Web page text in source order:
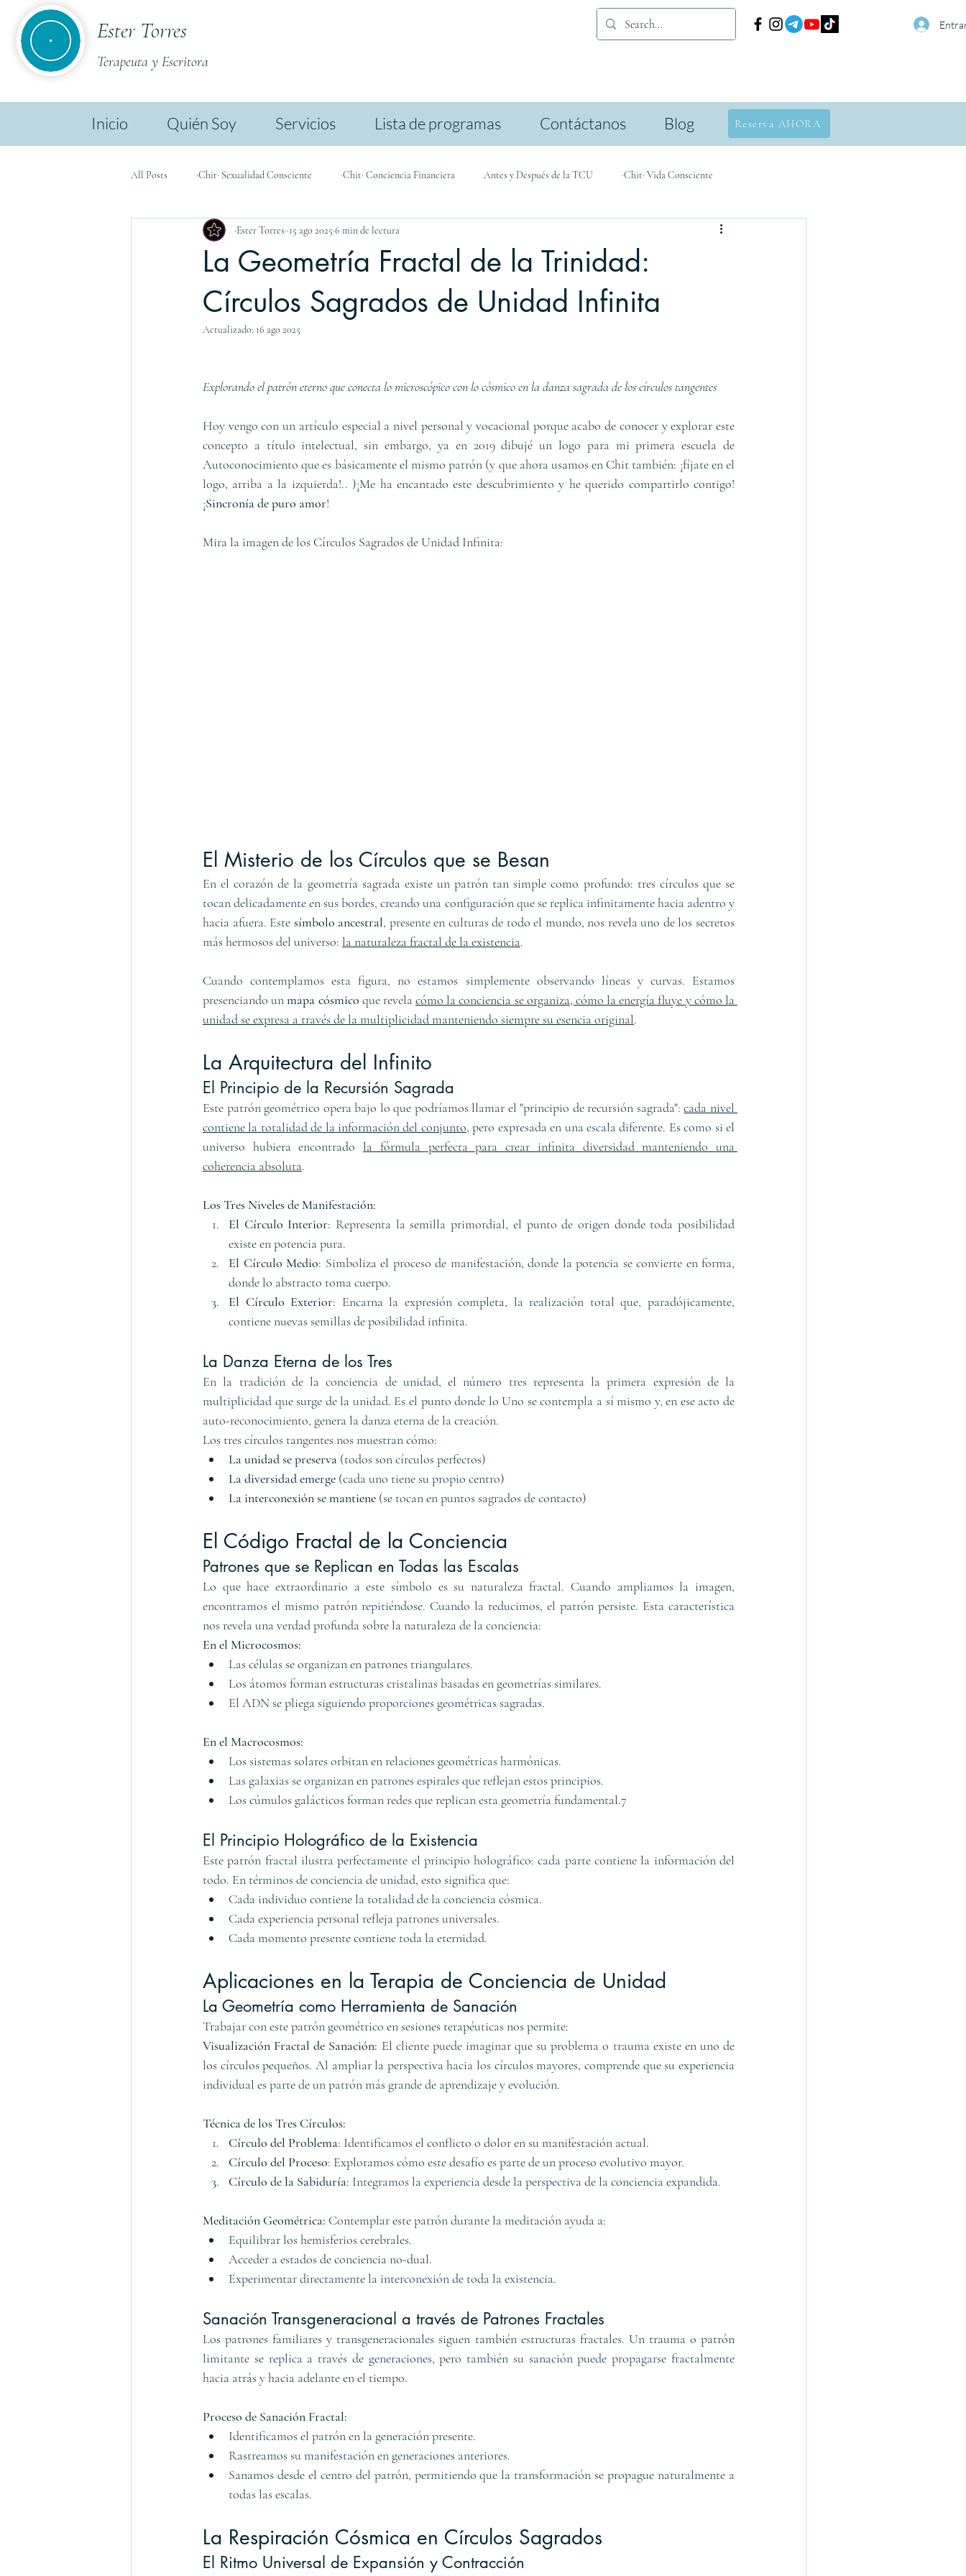
Ester Torres
Terapeuta y Escritora
Inicio Quién Soy Servicios Lista de programas Contáctanos Blog Reserva AHORA
All Posts ·Chit· Sexualidad Consciente ·Chit· Conciencia Financiera Antes y Después de la TCU ·Chit· Vida Consciente
·Chit· Ester TL ·Chit· Biodescodificación
La Geometría Fractal de la Trinidad:
Círculos Sagrados de Unidad Infinita
·Ester Torres· 15 ago 2025 6 min de lectura
Actualizado: 16 ago 2025
Explorando el patrón eterno que conecta lo microscópico con lo cósmico en la danza sagrada de los círculos tangentes
Hoy vengo con un artículo especial a nivel personal y vocacional porque acabo de conocer y explorar este
concepto a título intelectual, sin embargo, ya en 2019 dibujé un logo para mi primera escuela de
Autoconocimiento que es básicamente el mismo patrón (y que ahora usamos en Chit también: ¡fíjate en el
logo, arriba a la izquierda!.. )¡Me ha encantado este descubrimiento y he querido compartirlo contigo!
¡Sincronía de puro amor!
Mira la imagen de los Círculos Sagrados de Unidad Infinita:
El Misterio de los Círculos que se Besan
En el corazón de la geometría sagrada existe un patrón tan simple como profundo: tres círculos que se
tocan delicadamente en sus bordes, creando una configuración que se replica infinitamente hacia adentro y
hacia afuera. Este símbolo ancestral, presente en culturas de todo el mundo, nos revela uno de los secretos
más hermosos del universo: la naturaleza fractal de la existencia.
Cuando contemplamos esta figura, no estamos simplemente observando líneas y curvas. Estamos
presenciando un mapa cósmico que revela cómo la conciencia se organiza, cómo la energía fluye y cómo la
unidad se expresa a través de la multiplicidad manteniendo siempre su esencia original.
La Arquitectura del Infinito
El Principio de la Recursión Sagrada
Este patrón geométrico opera bajo lo que podríamos llamar el "principio de recursión sagrada": cada nivel
contiene la totalidad de la información del conjunto, pero expresada en una escala diferente. Es como si el
universo hubiera encontrado la fórmula perfecta para crear infinita diversidad manteniendo una
coherencia absoluta.
Los Tres Niveles de Manifestación:
El Círculo Interior: Representa la semilla primordial, el punto de origen donde toda posibilidad
existe en potencia pura.
El Círculo Medio: Simboliza el proceso de manifestación, donde la potencia se convierte en forma,
donde lo abstracto toma cuerpo.
El Círculo Exterior: Encarna la expresión completa, la realización total que, paradójicamente,
contiene nuevas semillas de posibilidad infinita.
La Danza Eterna de los Tres
En la tradición de la conciencia de unidad, el número tres representa la primera expresión de la
multiplicidad que surge de la unidad. Es el punto donde lo Uno se contempla a sí mismo y, en ese acto de
auto-reconocimiento, genera la danza eterna de la creación.
Los tres círculos tangentes nos muestran cómo:
La unidad se preserva (todos son círculos perfectos)
La diversidad emerge (cada uno tiene su propio centro)
La interconexión se mantiene (se tocan en puntos sagrados de contacto)
El Código Fractal de la Conciencia
Patrones que se Replican en Todas las Escalas
Lo que hace extraordinario a este símbolo es su naturaleza fractal. Cuando ampliamos la imagen,
encontramos el mismo patrón repitiéndose. Cuando la reducimos, el patrón persiste. Esta característica
nos revela una verdad profunda sobre la naturaleza de la conciencia:
En el Microcosmos:
Las células se organizan en patrones triangulares.
Los átomos forman estructuras cristalinas basadas en geometrías similares.
El ADN se pliega siguiendo proporciones geométricas sagradas.
En el Macrocosmos:
Los sistemas solares orbitan en relaciones geométricas harmónicas.
Las galaxias se organizan en patrones espirales que reflejan estos principios.
Los cúmulos galácticos forman redes que replican esta geometría fundamental.7
El Principio Holográfico de la Existencia
Este patrón fractal ilustra perfectamente el principio holográfico: cada parte contiene la información del
todo. En términos de conciencia de unidad, esto significa que:
Cada individuo contiene la totalidad de la conciencia cósmica.
Cada experiencia personal refleja patrones universales.
Cada momento presente contiene toda la eternidad.
Aplicaciones en la Terapia de Conciencia de Unidad
La Geometría como Herramienta de Sanación
Trabajar con este patrón geométrico en sesiones terapéuticas nos permite:
Visualización Fractal de Sanación: El cliente puede imaginar que su problema o trauma existe en uno de
los círculos pequeños. Al ampliar la perspectiva hacia los círculos mayores, comprende que su experiencia
individual es parte de un patrón más grande de aprendizaje y evolución.
Técnica de los Tres Círculos:
Círculo del Problema: Identificamos el conflicto o dolor en su manifestación actual.
Círculo del Proceso: Exploramos cómo este desafío es parte de un proceso evolutivo mayor.
Círculo de la Sabiduría: Integramos la experiencia desde la perspectiva de la conciencia expandida.
Meditación Geométrica: Contemplar este patrón durante la meditación ayuda a:
Equilibrar los hemisferios cerebrales.
Acceder a estados de conciencia no-dual.
Experimentar directamente la interconexión de toda la existencia.
Sanación Transgeneracional a través de Patrones Fractales
Los patrones familiares y transgeneracionales siguen también estructuras fractales. Un trauma o patrón
limitante se replica a través de generaciones, pero también su sanación puede propagarse fractalmente
hacia atrás y hacia adelante en el tiempo.
Proceso de Sanación Fractal:
Identificamos el patrón en la generación presente.
Rastreamos su manifestación en generaciones anteriores.
Sanamos desde el centro del patrón, permitiendo que la transformación se propague naturalmente a
todas las escalas.
La Respiración Cósmica en Círculos Sagrados
El Ritmo Universal de Expansión y Contracción